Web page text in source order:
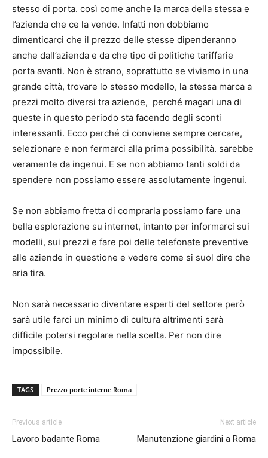
stesso di porta. così come anche la marca della stessa e
l’azienda che ce la vende. Infatti non dobbiamo
dimenticarci che il prezzo delle stesse dipenderanno
anche dall’azienda e da che tipo di politiche tariffarie
porta avanti. Non è strano, soprattutto se viviamo in una
grande città, trovare lo stesso modello, la stessa marca a
prezzi molto diversi tra aziende, perché magari una di
queste in questo periodo sta facendo degli sconti
interessanti. Ecco perché ci conviene sempre cercare,
selezionare e non fermarci alla prima possibilità. sarebbe
veramente da ingenui. E se non abbiamo tanti soldi da
spendere non possiamo essere assolutamente ingenui.
Se non abbiamo fretta di comprarla possiamo fare una
bella esplorazione su internet, intanto per informarci sui
modelli, sui prezzi e fare poi delle telefonate preventive
alle aziende in questione e vedere come si suol dire che
aria tira.
Non sarà necessario diventare esperti del settore però
sarà utile farci un minimo di cultura altrimenti sarà
difficile potersi regolare nella scelta. Per non dire
impossibile.
TAGS Prezzo porte interne Roma
Previous article
Lavoro badante Roma
Next article
Manutenzione giardini a Roma